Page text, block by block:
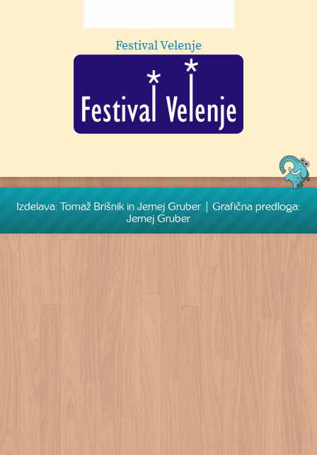
Frizerski studio in brivnica Marko Hriberšek
Izdelava: Tomaž Brišnik in Jernej Gruber | Grafična predloga:
Jernej Gruber